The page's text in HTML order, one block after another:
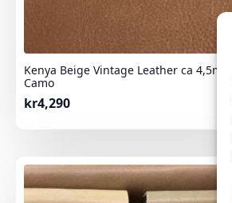
Kenya Beige Vintage Leather ca 4,5m²
Camo
kr4,290